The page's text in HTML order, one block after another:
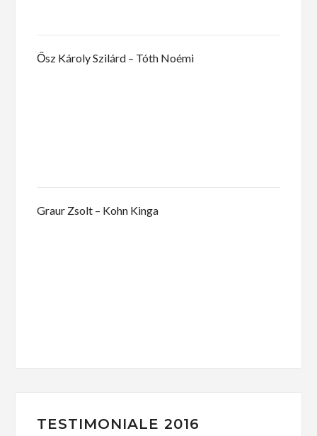
Ősz Károly Szilárd – Tóth Noémi
Graur Zsolt – Kohn Kinga
TESTIMONIALE 2016